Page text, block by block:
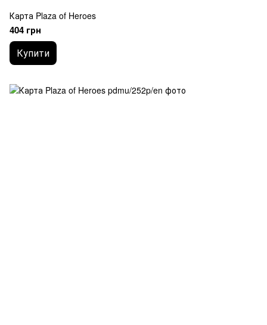
Карта Plaza of Heroes
404 грн
Купити